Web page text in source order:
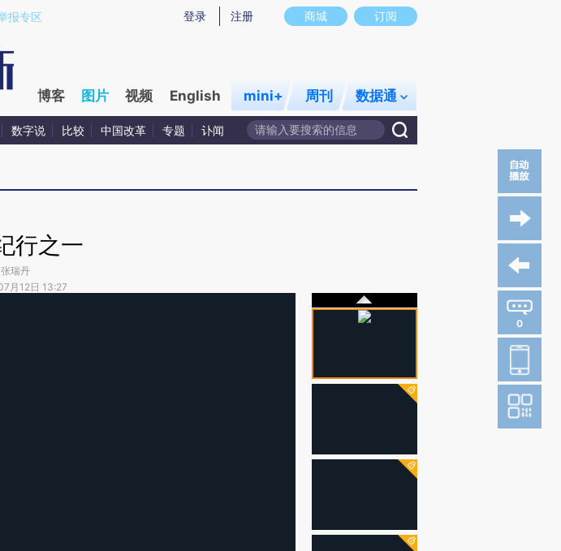
商城 订阅
登录 注册
报专区
博客 图片 视频 English mini+ 周刊 数据通
数字说 比较 中国改革 专题 讣闻
行之一
张瑞丹
月12日 13:27
0